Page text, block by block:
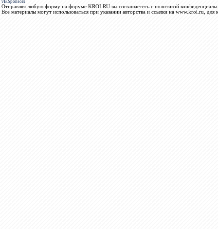
vB.Sponsors
Отправляя любую форму на форуме KROI.RU вы соглашаетесь с политикой
Все материалы могут использоваться при указании авторства и ссылки на www.kroi.ru, для